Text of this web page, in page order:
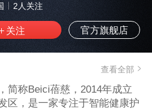
2 人关注
官方旗舰店
查看全部
简称Beici蓓慈，2014年成立
区，是一家专注于智能健康护